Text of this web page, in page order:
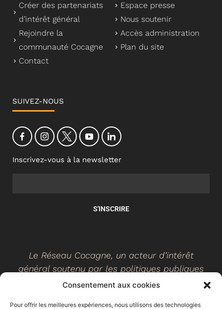
Consentement aux cookies
Pour offrir les meilleures expériences, nous utilisons des technologies
Créer des partenariats
d’intérêt général
Rejoindre la
communauté Cocagne
Contact
Espace presse
Nous soutenir
Accès administration
Plan du site
SUIVEZ-NOUS
Inscrivez-vous à la newsletter
S'INSCRIRE
Le Réseau Cocagne, un acteur d’intérêt
général soutenu par les politiques publiques